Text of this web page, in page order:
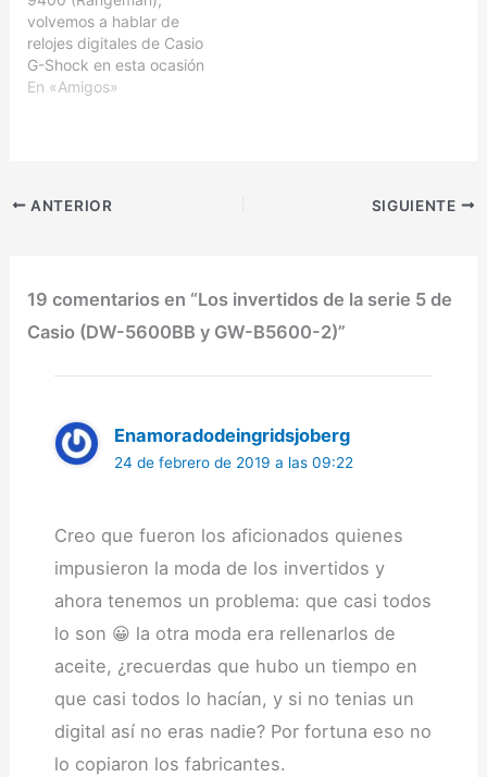
botón de ajuste
(ADJUST), el situado
arriba a la izquierda
estuviera tan hundido. Ya
sabemos que
volvemos a hablar de
relojes digitales de Casio
G-Shock en esta ocasión
sobre el DW-5600BB. Se
en el que está basado
En «Amigos»
ANTERIOR SIGUIENTE
19 comentarios en “Los invertidos de la serie 5 de
Casio (DW-5600BB y GW-B5600-2)”
Enamoradodeingridsjoberg
24 de febrero de 2019 a las 09:22
Creo que fueron los aficionados quienes
impusieron la moda de los invertidos y
ahora tenemos un problema: que casi todos
lo son 😀 la otra moda era rellenarlos de
aceite, ¿recuerdas que hubo un tiempo en
que casi todos lo hacían, y si no tenias un
digital así no eras nadie? Por fortuna eso no
lo copiaron los fabricantes.